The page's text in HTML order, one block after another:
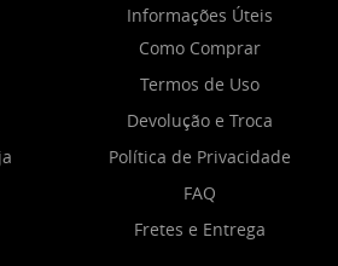
Informações Úteis
Como Comprar
Termos de Uso
Devolução e Troca
Política de Privacidade
FAQ
Fretes e Entrega